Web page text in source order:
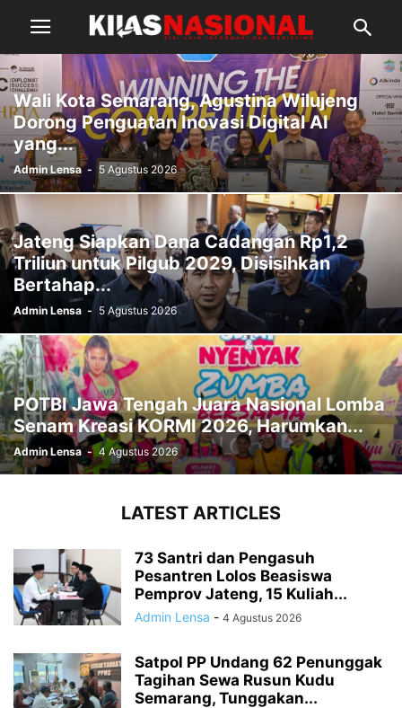
Wali Kota Semarang, Agustina Wilujeng
Dorong Penguatan Inovasi Digital AI
yang...
Admin Lensa - 5 Agustus 2026
Jateng Siapkan Dana Cadangan Rp1,2
Triliun untuk Pilgub 2029, Disisihkan
Bertahap...
Admin Lensa - 5 Agustus 2026
POTBI Jawa Tengah Juara Nasional Lomba
Senam Kreasi KORMI 2026, Harumkan...
Admin Lensa - 4 Agustus 2026
LATEST ARTICLES
73 Santri dan Pengasuh
Pesantren Lolos Beasiswa
Pemprov Jateng, 15 Kuliah...
Admin Lensa - 4 Agustus 2026
Satpol PP Undang 62 Penunggak
Tagihan Sewa Rusun Kudu
Semarang, Tunggakan...